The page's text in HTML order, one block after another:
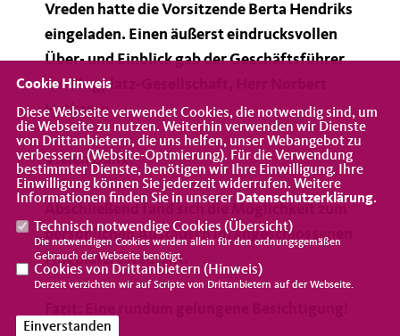
Vreden hatte die Vorsitzende Berta Hendriks
eingeladen. Einen äußerst eindrucksvollen
Über- und Einblick gab der Geschäftsführer
der Flugplatz-Gesellschaft, Herr Norbert
Hetkamp.
Vielen Dank!
persönlichen Austausch im angeschlossenen
Flugplatzrestaurant.
Cookie Hinweis
Diese Webseite verwendet Cookies, die notwendig sind, um
die Webseite zu nutzen. Weiterhin verwenden wir Dienste
von Drittanbietern, die uns helfen, unser Webangebot zu
verbessern (Website-Optmierung). Für die Verwendung
bestimmter Dienste, benötigen wir Ihre Einwilligung. Ihre
Einwilligung können Sie jederzeit widerrufen. Weitere
Informationen finden Sie in unserer Datenschutzerklärung.
Technisch notwendige Cookies (Übersicht)
Die notwendigen Cookies werden allein für den ordnungsgemäßen
Gebrauch der Webseite benötigt.
Cookies von Drittanbietern (Hinweis)
Derzeit verzichten wir auf Scripte von Drittanbietern auf der Webseite.
Einverstanden